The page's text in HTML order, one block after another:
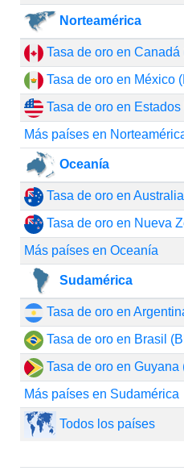
Norteamérica
Tasa de oro en Canadá
Tasa de oro en México
Tasa de oro en
Más países en
Oceanía
Tasa de oro en
Tasa de oro en Nueva
Más países en Oceanía
Sudamérica
Tasa de oro en
Tasa de oro en Brasil
Tasa de oro en Guyana
Más países en Sudamérica
Todos los países